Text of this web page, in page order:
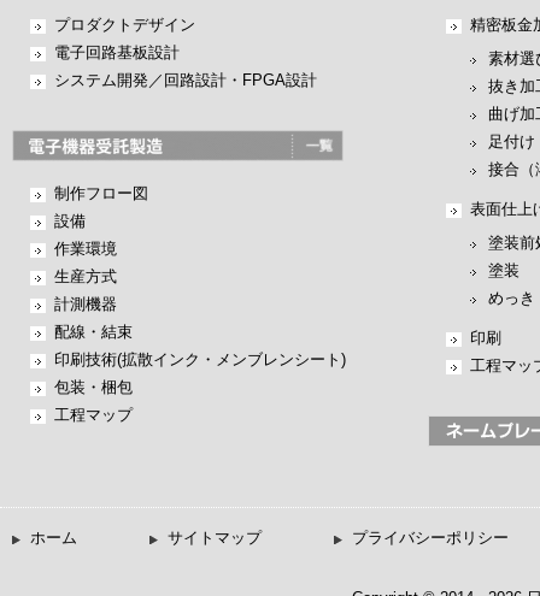
プロダクトデザイン
電子回路基板設計
システム開発／回路設計・FPGA設計
制作フロー図
設備
作業環境
生産方式
計測機器
配線・結束
印刷技術(拡散インク・メンブレンシート)
包装・梱包
工程マップ
精密板金
素材選
抜き加
曲げ加
足付
接合（
表面仕上
塗装前
塗装
めっき
印刷
工程マッ
ホーム サイトマップ プライバシーポリシー